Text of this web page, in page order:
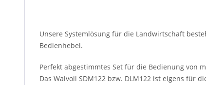
Unsere Systemlösung für die Landwirtschaft
Bedienhebel.
Perfekt abgestimmtes Set für die Bedienung von
Das Walvoil SDM122 bzw. DLM122 ist eigens